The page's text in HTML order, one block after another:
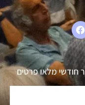
חודשי מלאו פרטים